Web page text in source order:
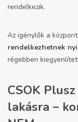
rendelkezik.
Az igénylők a
rendelkezhetnek
régebben
CSOK
lakásra –